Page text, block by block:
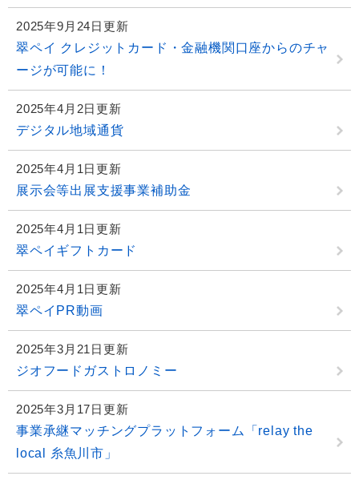
2025年9月24日更新
翠ペイ クレジットカード・金融機関口座からのチャ
ージが可能に！
2025年4月2日更新
デジタル地域通貨
2025年4月1日更新
展示会等出展支援事業補助金
2025年4月1日更新
翠ペイギフトカード
2025年4月1日更新
翠ペイPR動画
2025年3月21日更新
ジオフードガストロノミー
2025年3月17日更新
事業承継マッチングプラットフォーム「relay the
local 糸魚川市」